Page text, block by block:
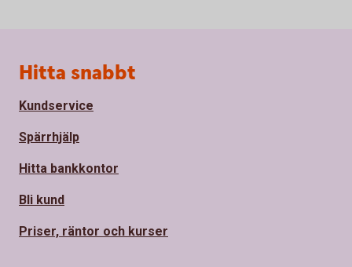
Sidfot
Hitta snabbt
Kundservice
Spärrhjälp
Hitta bankkontor
Bli kund
Priser, räntor och kurser